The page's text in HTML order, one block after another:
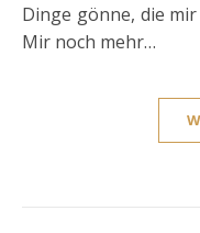
Dinge gönne, die
Mir noch mehr…